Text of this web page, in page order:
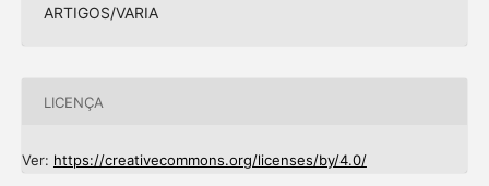
ARTIGOS/VARIA
LICENÇA
Ver: https://creativecommons.org/licenses/by/4.0/